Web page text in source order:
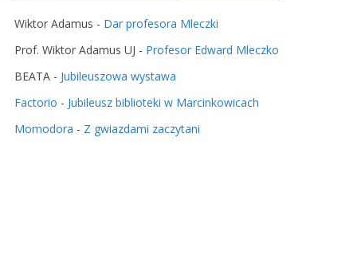
Wiktor Adamus - Dar profesora Mleczki
Prof. Wiktor Adamus UJ - Profesor Edward Mleczko
BEATA - Jubileuszowa wystawa
Factorio - Jubileusz biblioteki w Marcinkowicach
Momodora - Z gwiazdami zaczytani